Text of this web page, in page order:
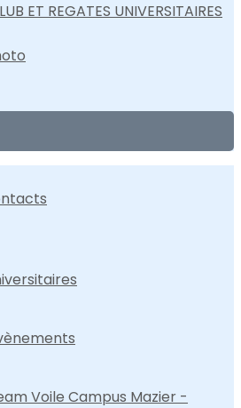
ET REGATES UNIVERSITAIRES
Voile Campus Mazier -